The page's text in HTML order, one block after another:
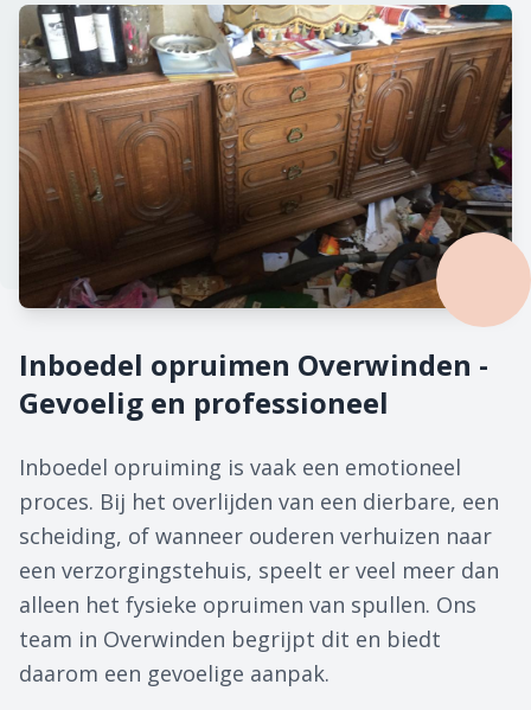
Inboedel opruimen Overwinden -
Gevoelig en professioneel
Inboedel opruiming is vaak een emotioneel
proces. Bij het overlijden van een dierbare, een
scheiding, of wanneer ouderen verhuizen naar
een verzorgingstehuis, speelt er veel meer dan
alleen het fysieke opruimen van spullen. Ons
team in Overwinden begrijpt dit en biedt
daarom een gevoelige aanpak.